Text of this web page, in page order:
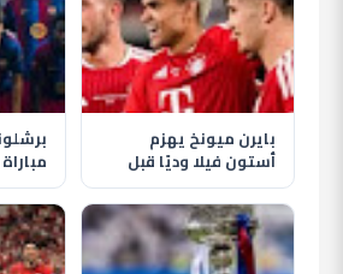
بايرن ميونخ يهزم
أستون فيلا وديًا قبل
انطلاق الموسم الجديد خوان
كامب